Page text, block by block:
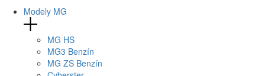
Modely MG
MG HS
MG3 Benzín
MG ZS Benzín